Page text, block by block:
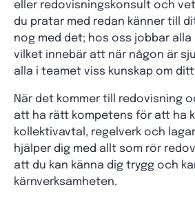
eller redovisningskonsult och
du pratar med redan känner till
nog med det; hos oss jobbar
vilket innebär att när någon är
alla i teamet viss kunskap om
När det kommer till redovisning
att ha rätt kompetens för att ha
kollektivavtal, regelverk och
hjälper dig med allt som rör
att du kan känna dig trygg och
kärnverksamheten.